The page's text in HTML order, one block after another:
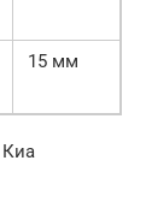
15 мм
Киа